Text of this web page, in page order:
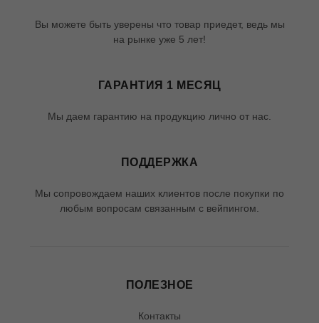
Вы можете быть уверены что товар приедет, ведь мы
на рынке уже 5 лет!
ГАРАНТИЯ 1 МЕСЯЦ
Мы даем гарантию на продукцию лично от нас.
ПОДДЕРЖКА
Мы сопровождаем наших клиентов после покупки по
любым вопросам связанным с вейпингом.
ПОЛЕЗНОЕ
Контакты